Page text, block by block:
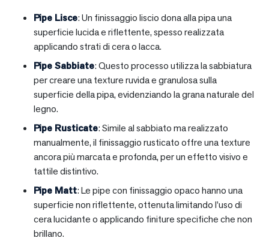
Pipe Lisce: Un finissaggio liscio dona alla pipa una
superficie lucida e riflettente, spesso realizzata
applicando strati di cera o lacca.
Pipe Sabbiate: Questo processo utilizza la sabbiatura
per creare una texture ruvida e granulosa sulla
superficie della pipa, evidenziando la grana naturale del
legno.
Pipe Rusticate: Simile al sabbiato ma realizzato
manualmente, il finissaggio rusticato offre una texture
ancora più marcata e profonda, per un effetto visivo e
tattile distintivo.
Pipe Matt: Le pipe con finissaggio opaco hanno una
superficie non riflettente, ottenuta limitando l’uso di
cera lucidante o applicando finiture specifiche che non
brillano.